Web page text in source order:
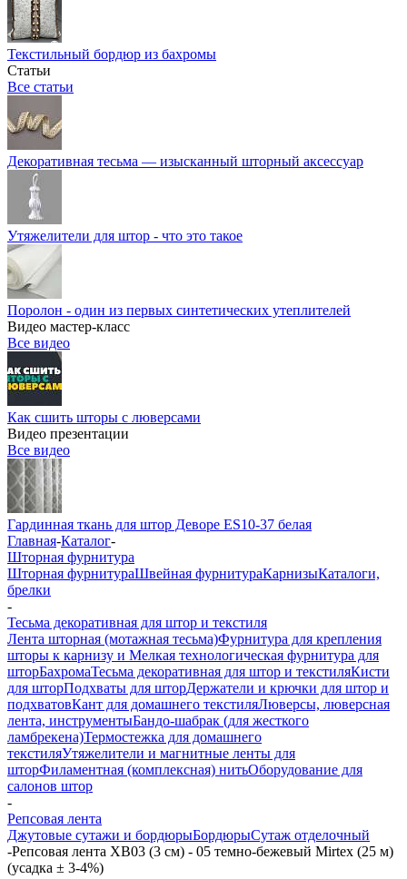
Текстильный бордюр из бахромы
Статьи
Все статьи
Декоративная тесьма — изысканный шторный аксессуар
Утяжелители для штор - что это такое
Поролон - один из первых синтетических утеплителей
Видео мастер-класс
Все видео
Как сшить шторы с люверсами
Видео презентации
Все видео
Гардинная ткань для штор Деворе ES10-37 белая
Главная-Каталог-
Шторная фурнитура
Шторная фурнитураШвейная фурнитураКарнизыКаталоги,
брелки
-
Тесьма декоративная для штор и текстиля
Лента шторная (мотажная тесьма)Фурнитура для крепления
шторы к карнизу и Мелкая технологическая фурнитура для
шторБахромаТесьма декоративная для штор и текстиляКисти
для шторПодхваты для шторДержатели и крючки для штор и
подхватовКант для домашнего текстиляЛюверсы, люверсная
лента, инструментыБандо-шабрак (для жесткого
ламбрекена)Термостежка для домашнего
текстиляУтяжелители и магнитные ленты для
шторФиламентная (комплексная) нитьОборудование для
салонов штор
-
Репсовая лента
Джутовые сутажи и бордюрыБордюрыСутаж отделочный
-Репсовая лента XB03 (3 см) - 05 темно-бежевый Mirtex (25 м)
(усадка ± 3-4%)